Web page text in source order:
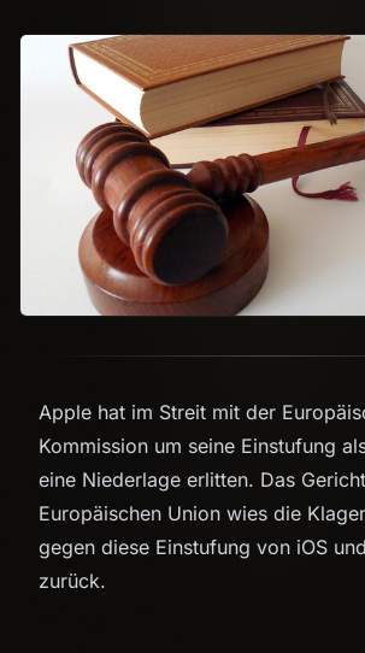
Apple hat im Streit mit der
Kommission um seine Einstufung
eine Niederlage erlitten. Das
Europäischen Union wies die
gegen diese Einstufung von iOS
zurück.